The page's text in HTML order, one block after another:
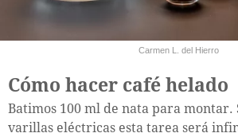
Carmen L. del Hierro
Cómo hacer café helado
Batimos 100 ml de nata para montar.
varillas eléctricas esta tarea será